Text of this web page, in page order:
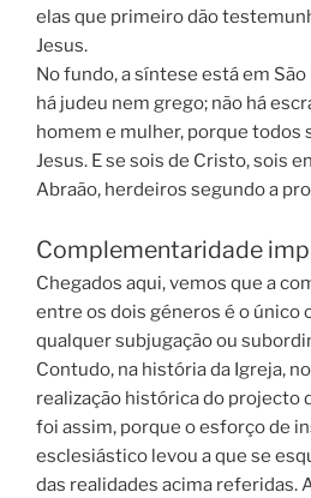
elas que primeiro dão
Jesus.
No fundo, a síntese está em São
há judeu nem grego; não há
homem e mulher, porque todos
Jesus. E se sois de Cristo, sois
Abraão, herdeiros segundo a
Complementaridade
Chegados aqui, vemos que a
entre os dois géneros é o único
qualquer subjugação ou
Contudo, na história da Igreja,
realização histórica do projecto
foi assim, porque o esforço de
esclesiástico levou a que se
das realidades acima referidas.